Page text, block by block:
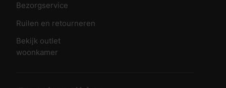
Bezorgservice
Ruilen en retourneren
Bekijk outlet
woonkamer